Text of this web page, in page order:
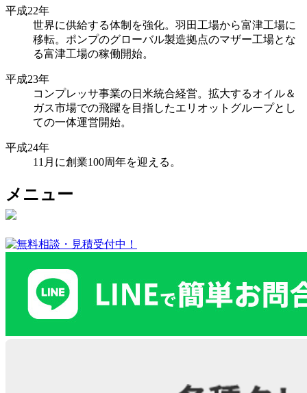
平成22年
世界に供給する体制を強化。羽田工場から富津工場に
移転。ポンプのグローバル製造拠点のマザー工場とな
る富津工場の稼働開始。
平成23年
コンプレッサ事業の日米統合経営。拡大するオイル＆
ガス市場での飛躍を目指したエリオットグループとし
ての一体運営開始。
平成24年
11月に創業100周年を迎える。
メニュー